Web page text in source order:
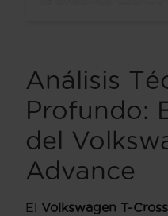
Análisis
Profundo:
del
Advance
El Volkswagen T-